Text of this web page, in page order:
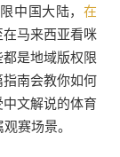
中国大陆， 在
在马来西亚看咪
是地域版权限
南会教你如何
文解说的体育
赛场景。